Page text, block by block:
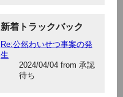
新着トラックバック
Re:公然わいせつ事案の発
生
2024/04/04 from 承認
待ち